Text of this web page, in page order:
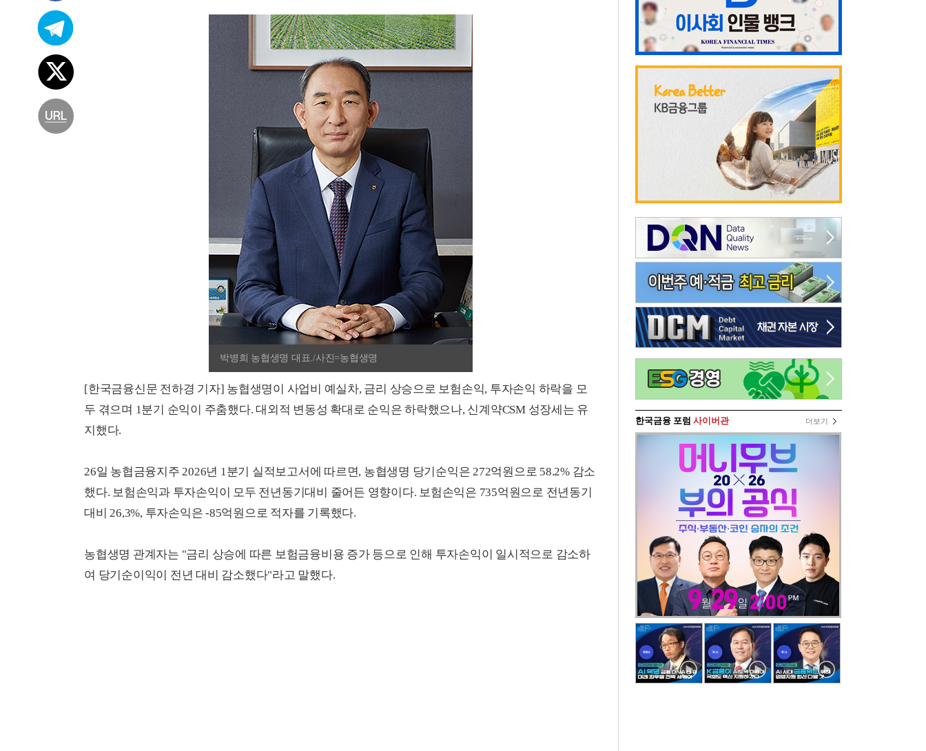
박병희 농협생명 대표./사진=농협생명
[한국금융신문 전하경 기자] 농협생명이 사업비 예실차, 금리 상승으로 보험손익, 투자손익 하락을 모
두 겪으며 1분기 순익이 주춤했다. 대외적 변동성 확대로 순익은 하락했으나, 신계약CSM 성장세는 유
지했다.
26일 농협금융지주 2026년 1분기 실적보고서에 따르면, 농협생명 당기순익은 272억원으로 58.2% 감소
했다. 보험손익과 투자손익이 모두 전년동기대비 줄어든 영향이다. 보험손익은 735억원으로 전년동기
대비 26,3%, 투자손익은 -85억원으로 적자를 기록했다.
농협생명 관계자는 "금리 상승에 따른 보험금융비용 증가 등으로 인해 투자손익이 일시적으로 감소하
여 당기순이익이 전년 대비 감소했다"라고 말했다.
한국금융 포럼 사이버관 더보기